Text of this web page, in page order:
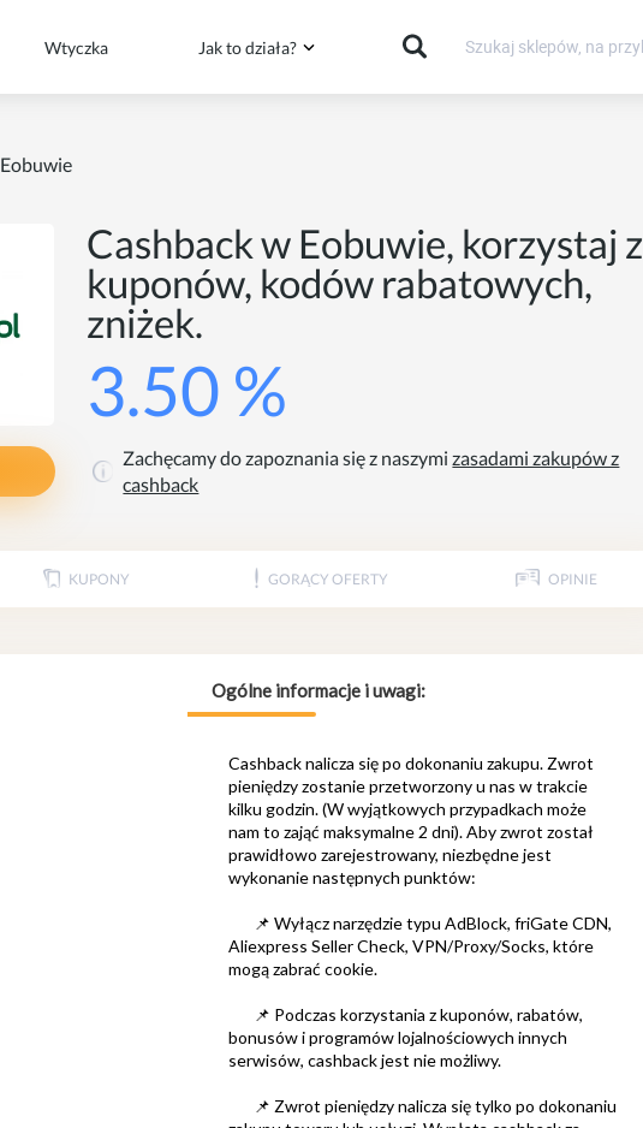
Wtyczka Jak to działa?
Eobuwie
Cashback w Eobuwie, korzystaj z
kuponów, kodów rabatowych,
zniżek.
3.50 %
Zachęcamy do zapoznania się z naszymi zasadami zakupów z
cashback
KUPONY GORĄCY OFERTY OPINIE